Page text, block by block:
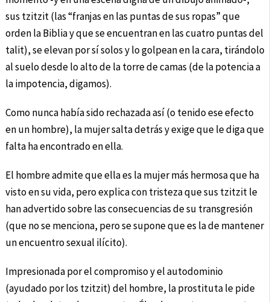
sus tzitzit (las “franjas en las puntas de sus ropas” que
orden la Biblia y que se encuentran en las cuatro puntas del
talit), se elevan por sí solos y lo golpean en la cara, tirándolo
al suelo desde lo alto de la torre de camas (de la potencia a
la impotencia, digamos).
Como nunca había sido rechazada así (o tenido ese efecto
en un hombre), la mujer salta detrás y exige que le diga que
falta ha encontrado en ella.
El hombre admite que ella es la mujer más hermosa que ha
visto en su vida, pero explica con tristeza que sus tzitzit le
han advertido sobre las consecuencias de su transgresión
(que no se menciona, pero se supone que es la de mantener
un encuentro sexual ilícito).
Impresionada por el compromiso y el autodominio
(ayudado por los tzitzit) del hombre, la prostituta le pide